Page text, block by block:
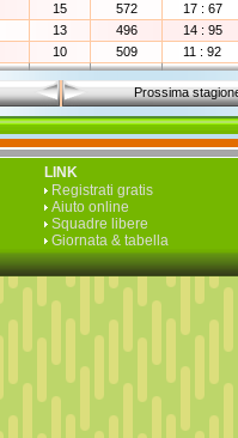
15 572
17 : 67
13 496
14 : 95
10 509 11 : 92
Prossima
LINK
Registrati gratis
Aiuto online
Squadre libere
Giornata & tabella